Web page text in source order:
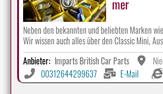
mer
Neben den bekannten und beliebten Marken
Wir wissen auch alles über den Classic Mini,
Anbieter: Imparts British Car Parts
00312644299637
E-Mail